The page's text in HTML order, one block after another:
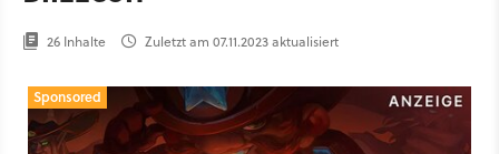
26 Inhalte Zuletzt am 07.11.2023 aktualisiert
Sponsored